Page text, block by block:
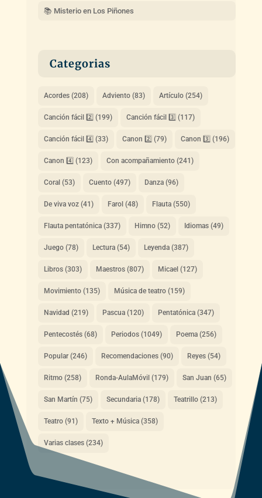
📚 Misterio en Los Piñones
Categorias
Acordes(208) Adviento(83) Artículo(254)
Canción fácil 2️⃣ (199) Canción fácil 3️⃣ (117)
Canción fácil 4️⃣ (33) Canon 2️⃣ (79) Canon 3️⃣ (196)
Canon 4️⃣ (123) Con acompañamiento(241)
Coral(53) Cuento(497) Danza(96)
De viva voz(41) Farol(48) Flauta(550)
Flauta pentatónica(337) Himno(52) Idiomas(49)
Juego(78) Lectura(54) Leyenda(387)
Libros(303) Maestros(807) Micael(127)
Movimiento(135) Música de teatro(159)
Navidad (219) Pascua(120) Pentatónica(347)
Pentecostés(68) Periodos(1049) Poema(256)
Popular(246) Recomendaciones(90) Reyes(54)
Ritmo(258) Ronda-AulaMóvil(179) San Juan (65)
San Martín (75) Secundaria(178) Teatrillo(213)
Teatro(91) Texto + Música(358)
Varias clases(234)